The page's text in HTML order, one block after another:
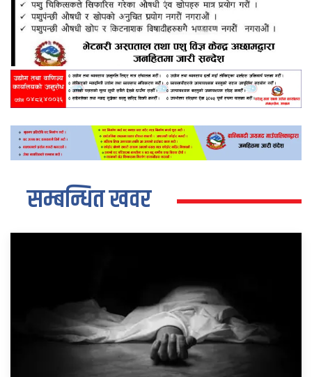
सम्बन्धित खवर